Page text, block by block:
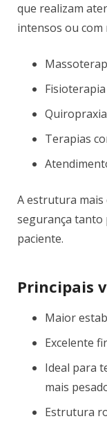
que realizam
intensos ou com
Fisioterapia
Quiropraxia
Terapias
A estrutura
segurança tanto
paciente.
Principais
Maior
Excelente
Ideal para
mais
Estrutura